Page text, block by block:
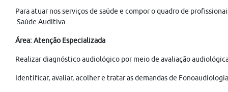
Para atuar nos serviços de saúde e compor o quadro de
Saúde Auditiva.
Área: Atenção Especializada
Realizar diagnóstico audiológico por meio de avaliação
Identificar, avaliar, acolher e tratar as demandas de